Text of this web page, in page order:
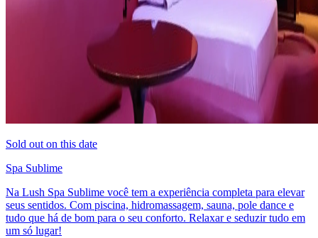
Sold out on this date
Spa Sublime
Na Lush Spa Sublime você tem a experiência completa para elevar
seus sentidos. Com piscina, hidromassagem, sauna, pole dance e
tudo que há de bom para o seu conforto. Relaxar e seduzir tudo em
um só lugar!